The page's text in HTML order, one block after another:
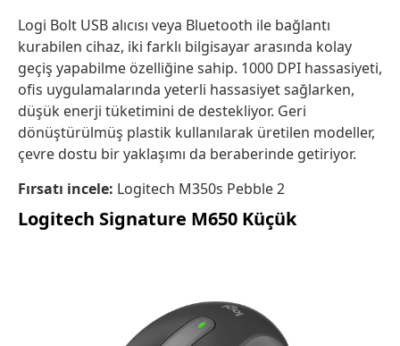
Logi Bolt USB alıcısı veya Bluetooth ile bağlantı
kurabilen cihaz, iki farklı bilgisayar arasında kolay
geçiş yapabilme özelliğine sahip. 1000 DPI hassasiyeti,
ofis uygulamalarında yeterli hassasiyet sağlarken,
düşük enerji tüketimini de destekliyor. Geri
dönüştürülmüş plastik kullanılarak üretilen modeller,
çevre dostu bir yaklaşımı da beraberinde getiriyor.
Fırsatı incele: Logitech M350s Pebble 2
Logitech Signature M650 Küçük